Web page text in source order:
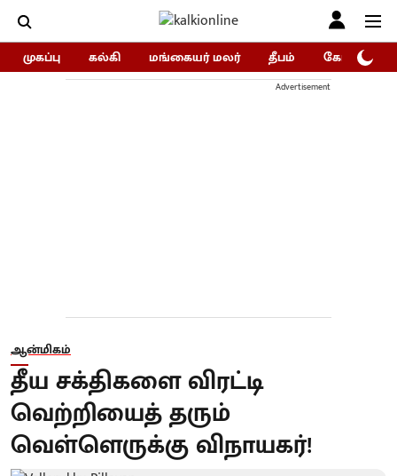
முகப்பு கல்கி மங்கையர் மலர் தீபம் கோகுலம்/
Advertisement
ஆன்மிகம்
தீய சக்திகளை விரட்டி
வெற்றியைத் தரும்
வெள்ளெருக்கு விநாயகர்!